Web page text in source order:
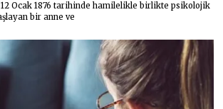
Ocak 1876 tarihinde hamilelikle birlikte psikolojik
bir anne ve